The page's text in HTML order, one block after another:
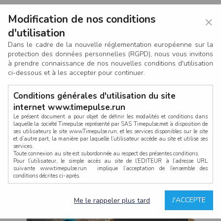
CONNEXION
×
Modification de nos conditions
d'utilisation
Dans le cadre de la nouvelle réglementation européenne sur la
protection des données personnelles (RGPD), nous vous invitons
à prendre connaissance de nos nouvelles conditions d'utilisation
ci-dessous et à les accepter pour continuer.
Conditions générales d'utilisation du site
internet www.timepulse.run
Le présent document a pour objet de définir les modalités et conditions dans
laquelle la société Timepulse représenté par SAS Timepulse,met à disposition de
ses utilisateurs le site www.Timepulse.run, et les services disponibles sur le site
et d’autre part, la manière par laquelle l’utilisateur accède au site et utilise ses
services.
Toute connexion au site est subordonnée au respect des présentes conditions.
Pour l’utilisateur, le simple accès au site de l’EDITEUR à l’adresse URL
suivante www.timepulse.run implique l’acceptation de l’ensemble des
conditions décrites ci-après.
La structure générale du site www.timepulse.run, par quelque procédé que ce
soit, sans l'autorisation préalable et par écrit de Fourcherot Mickael et/ou de ses
J'ACCEPTE
Me le rappeler plus tard